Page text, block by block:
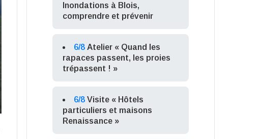
Inondations à Blois,
comprendre et prévenir
6/8 Atelier « Quand les
rapaces passent, les proies
trépassent ! »
6/8 Visite « Hôtels
particuliers et maisons
Renaissance »